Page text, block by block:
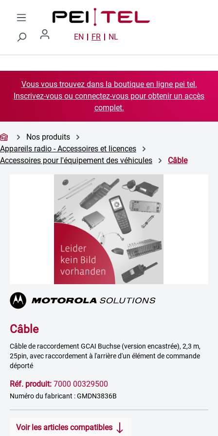
Passer au contenu principal
EN FR NL
Vous vous trouvez dans la boutique en ligne pei tel.
Inscrivez-vous ou connectez-vous pour obtenir un accès
complet.
Nos produits
Appareils radio - Accessoires et licences
Accessoires pour l'équipement des véhicules
Câble
Ignorer la galerie d'images
Câble
Câble de raccordement GCAI Buchse (version encastrée), 2,3 m,
25pin, avec raccordement à l'arrière d'un élément de commande
déporté
Réf. produit: 7000 00329500
Numéro du fabricant : GMDN3836B
Voir les articles compatibles